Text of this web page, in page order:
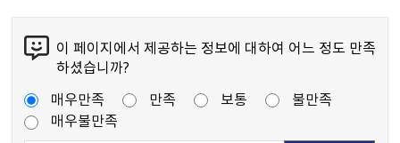
이 페이지에서 제공하는 정보에 대하여 어느 정도 만족
하셨습니까?
매우만족
만족 보통
불만족
매우불만족